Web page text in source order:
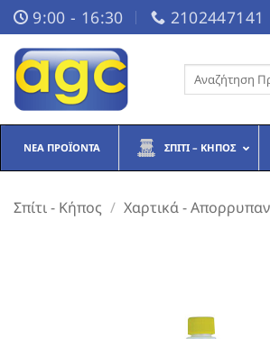
Μετάβαση
στο
περιεχόμενο
9:00 - 16:30 2102447141
Αναζήτηση
ΝΈΑ ΠΡΟΪΌΝΤΑ ΣΠΊΤΙ – ΚΉΠΟΣ
Σπίτι - Κήπος / Χαρτικά -